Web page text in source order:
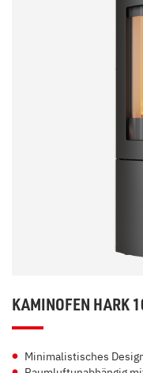
KAMINOFEN HARK
Minimalistisches